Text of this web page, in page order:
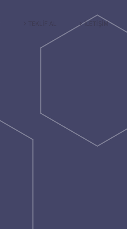
İLETİŞİM